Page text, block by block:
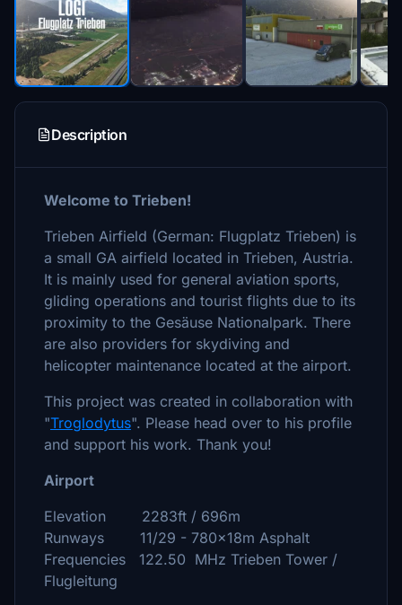
Description
Welcome to Trieben!
Trieben Airfield (German: Flugplatz Trieben) is
a small GA airfield located in Trieben, Austria.
It is mainly used for general aviation sports,
gliding operations and tourist flights due to its
proximity to the Gesäuse Nationalpark. There
are also providers for skydiving and
helicopter maintenance located at the airport.
This project was created in collaboration with
"Troglodytus". Please head over to his profile
and support his work. Thank you!
Airport
Elevation 2283ft / 696m
Runways 11/29 - 780x18m Asphalt
Frequencies 122.50 MHz Trieben Tower /
Flugleitung